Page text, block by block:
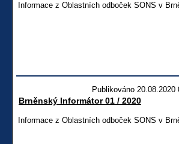
Informace z Oblastních odboček SONS v
Publikováno
Brněnský Informátor 01 / 2020
Informace z Oblastních odboček SONS v